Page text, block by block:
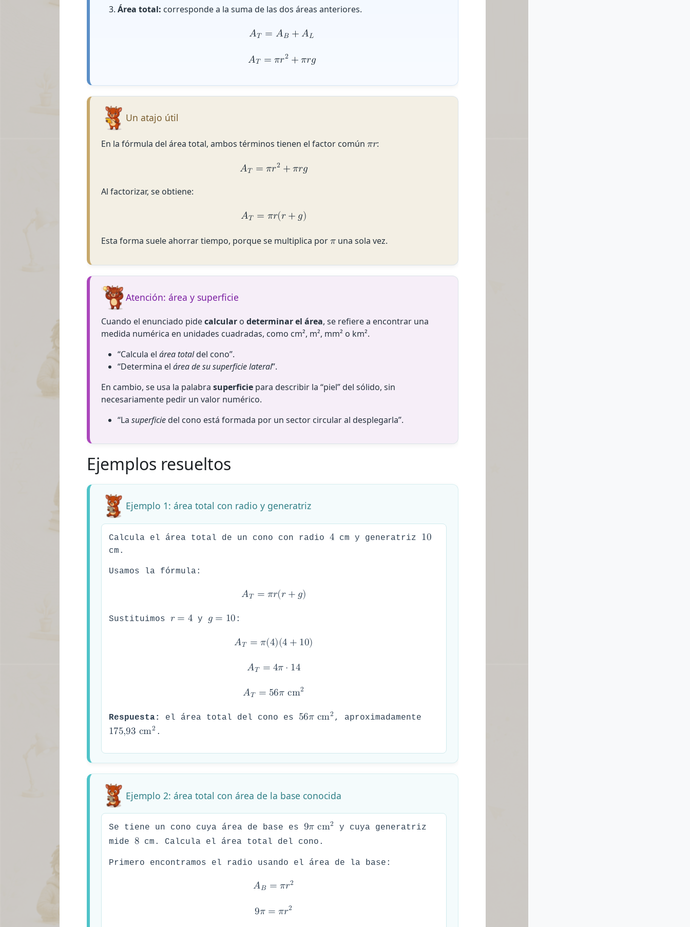
Área total: corresponde a la suma de las dos áreas anteriores.
𝐴𝑇 = 𝐴𝐵 + 𝐴𝐿
𝐴𝑇 = 𝜋𝑟2 +𝜋𝑟𝑔
Un atajo útil
En la fórmula del área total, ambos términos tienen el factor común 𝜋𝑟:
𝐴𝑇 = 𝜋𝑟2 +𝜋𝑟𝑔
Al factorizar, se obtiene:
𝐴𝑇 = 𝜋𝑟(𝑟+𝑔)
Esta forma suele ahorrar tiempo, porque se multiplica por𝜋una sola vez.
Atención: área y superficie
Cuando el enunciado pidecalcularo determinar el área, se refiere a encontrar una
medida numérica en unidades cuadradas, como cm², m², mm² o km².
“Calcula el área totaldel cono”.
“Determina el área de su superficie lateral”.
En cambio, se usa la palabra superficiepara describir la “piel” del sólido, sin
necesariamente pedir un valor numérico.
“La superficiedel cono está formada por un sector circular al desplegarla”.
Ejemplos resueltos
Ejemplo 1: área total con radio y generatriz
Calcula el área total de un cono con radio 4 cm y generatriz 10
cm.
Usamos la fórmula:
𝐴𝑇 = 𝜋𝑟(𝑟+𝑔)
Sustituimos 𝑟= 4 y 𝑔 = 10 :
𝐴𝑇 = 𝜋(4)(4 + 10)
𝐴𝑇 = 4𝜋⋅ 14
𝐴𝑇 = 56𝜋 cm2
Respuesta: el área total del cono es 56𝜋 cm2 , aproximadamente
175,93 cm2 .
Ejemplo 2: área total con área de la base conocida
Se tiene un cono cuya área de base es 9𝜋 cm2
y cuya generatriz
mide 8 cm. Calcula el área total del cono.
Primero encontramos el radio usando el área de la base:
𝐴𝐵 = 𝜋𝑟2
9𝜋 = 𝜋𝑟2